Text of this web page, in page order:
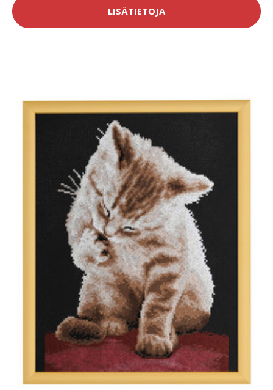
LISÄTIETOJA